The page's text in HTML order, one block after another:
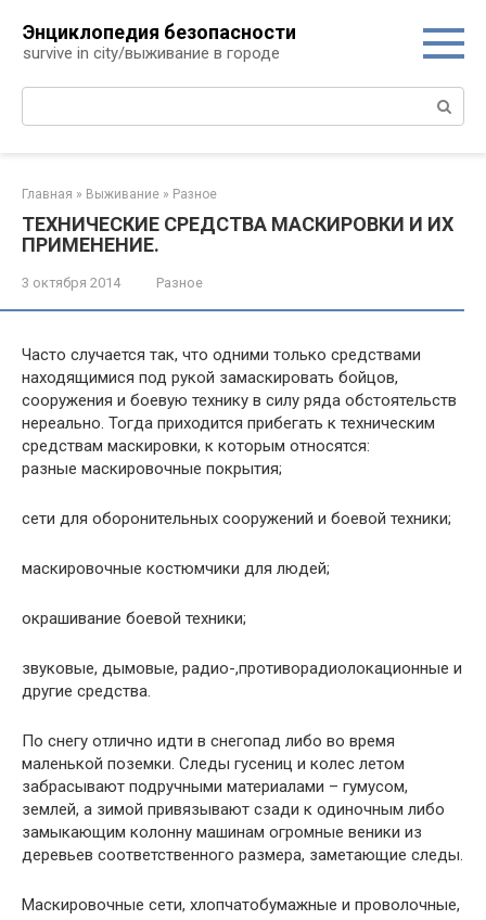
контенту
Энциклопедия безопасности
survive in city/выживание в городе
Поиск:
Главная » Выживание » Разное
ТЕХНИЧЕСКИЕ СРЕДСТВА МАСКИРОВКИ И ИХ
ПРИМЕНЕНИЕ.
3 октября 2014 Разное
Часто случается так, что одними только средствами
находящимися под рукой замаскировать бойцов,
сооружения и боевую технику в силу ряда обстоятельств
нереально. Тогда приходится прибегать к техническим
средствам маскировки, к которым относятся:
разные маскировочные покрытия;
сети для оборонительных сооружений и боевой техники;
маскировочные костюмчики для людей;
окрашивание боевой техники;
звуковые, дымовые, радио-,противорадиолокационные и
другие средства.
По снегу отлично идти в снегопад либо во время
маленькой поземки. Следы гусениц и колес летом
забрасывают подручными материалами – гумусом,
землей, а зимой привязывают сзади к одиночным либо
замыкающим колонну машинам огромные веники из
деревьев соответственного размера, заметающие следы.
Маскировочные сети, хлопчатобумажные и проволочные,